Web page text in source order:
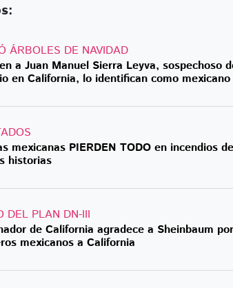
ÁRBOLES DE NAVIDAD
a Juan Manuel Sierra Leyva, sospechoso
en California, lo identifican como mexicano
mexicanas PIERDEN TODO en incendios
historias
DEL PLAN DN-III
de California agradece a Sheinbaum
mexicanos a California